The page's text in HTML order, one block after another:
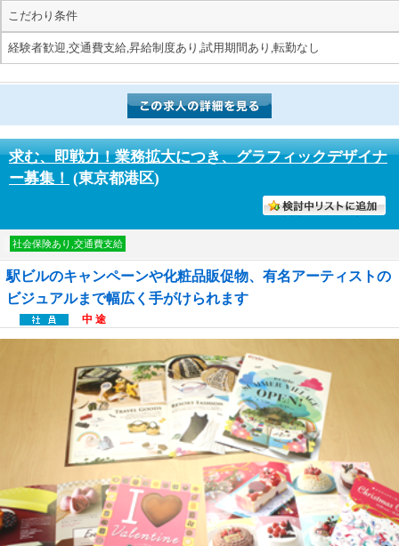
こだわり条件
経験者歓迎,交通費支給,昇給制度あり,試用期間あり,転勤なし
求む、即戦力！業務拡大につき、グラフィックデザイナ
ー募集！ (東京都港区)
討中リストに入れる
社会保険あり,交通費支給
駅ビルのキャンペーンや化粧品販促物、有名アーティストの
ビジュアルまで幅広く手がけられます
中 途